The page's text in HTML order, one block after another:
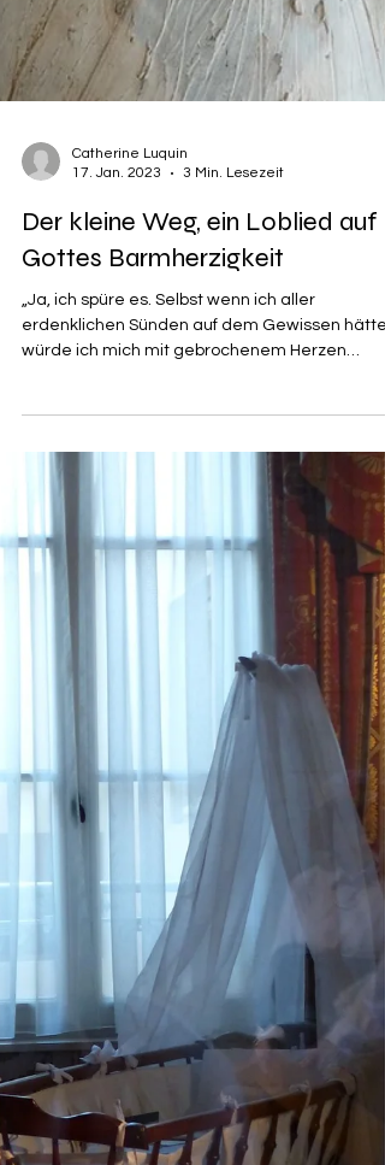
Catherine Luquin
17. Jan. 2023
3 Min. Lesezeit
Gottes Barmherzigkeit
„Ja, ich spüre es. Selbst wenn ich aller
erdenklichen Sünden auf dem Gewissen hätte,
würde ich mich mit gebrochenem Herzen